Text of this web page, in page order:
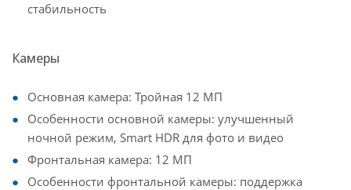
стабильность
Камеры
Основная камера: Тройная 12 МП
Особенности основной камеры: улучшенный
ночной режим, Smart HDR для фото и видео
Фронтальная камера: 12 МП
Особенности фронтальной камеры: поддержка